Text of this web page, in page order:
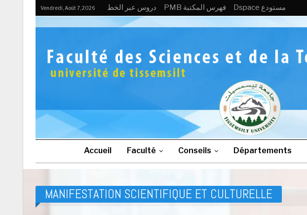
Vendredi, Août 7, 2026 دروس عبر الخط PMB فهرس المكتبة Dspace مستودع
Accueil Faculté Conseils Départements
MANIFESTATION SCIENTIFIQUE ET CULTURELLE